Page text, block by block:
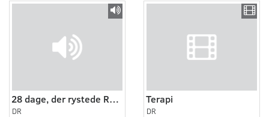
28 dage, der rystede Randers.
DR
Terapi
DR